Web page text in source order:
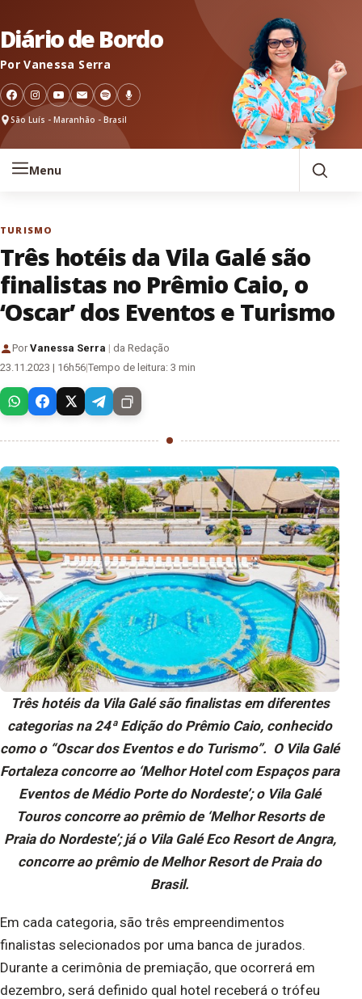
Diário de Bordo
Por Vanessa Serra
São Luís - Maranhão - Brasil
Menu
TURISMO
Três hotéis da Vila Galé são
finalistas no Prêmio Caio, o
‘Oscar’ dos Eventos e Turismo
PorVanessa Serra | da Redação
23.11.2023 | 16h56|Tempo de leitura: 3 min
Três hotéis da Vila Galé são finalistas em diferentes
categorias na 24ª Edição do Prêmio Caio, conhecido
como o “Oscar dos Eventos e do Turismo”. O Vila Galé
Fortaleza concorre ao ‘Melhor Hotel com Espaços para
Eventos de Médio Porte do Nordeste’; o Vila Galé
Touros concorre ao prêmio de ‘Melhor Resorts de
Praia do Nordeste’; já o Vila Galé Eco Resort de Angra,
concorre ao prêmio de Melhor Resort de Praia do
Brasil.
Em cada categoria, são três empreendimentos
finalistas selecionados por uma banca de jurados.
Durante a cerimônia de premiação, que ocorrerá em
dezembro, será definido qual hotel receberá o trófeu